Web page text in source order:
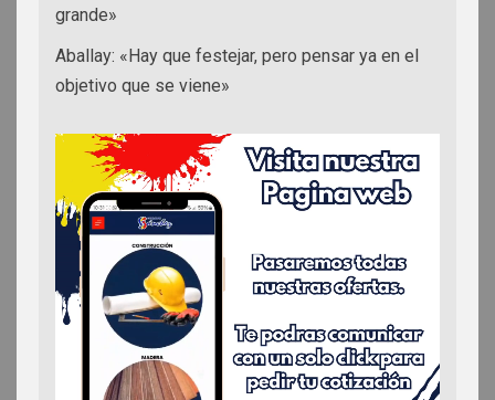
grande»
Aballay: «Hay que festejar, pero pensar ya en el
objetivo que se viene»